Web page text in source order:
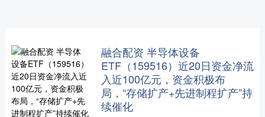
融合配资 半导体设备
ETF（159516）近20日资金净流
入近100亿元，资金积极布
局，“存储扩产+先进制程扩产”持
续催化